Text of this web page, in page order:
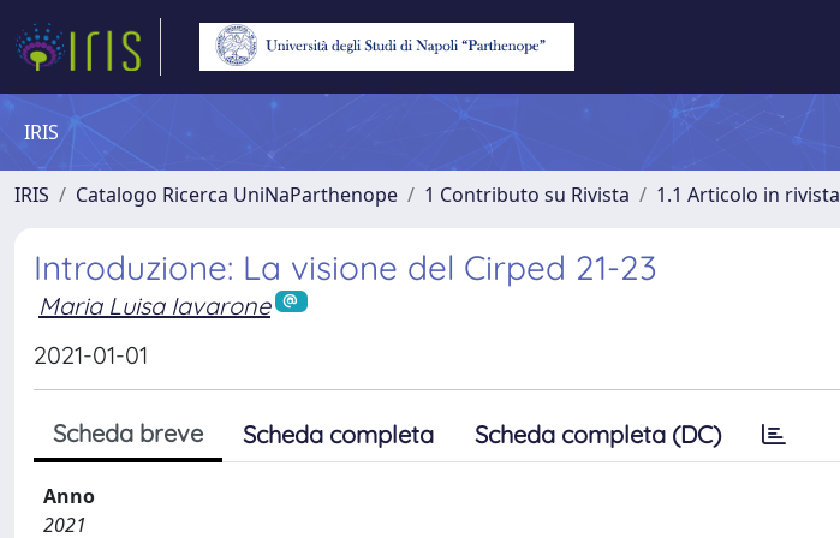
IRIS
IRIS Catalogo Ricerca UniNaParthenope 1 Contributo su Rivista 1.1 Articolo in rivista
Introduzione: La visione del Cirped 21-23
Maria Luisa Iavarone
2021-01-01
Scheda breve Scheda completa Scheda completa (DC)
Anno
2021